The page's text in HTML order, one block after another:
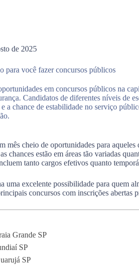
de 2025
para você fazer concursos públicos
em concursos públicos na
Candidatos de diferentes níveis de
a chance de estabilidade no serviço
mês cheio de oportunidades para
chances estão em áreas tão variadas
tanto cargos efetivos quanto
uma excelente possibilidade para quem
concursos com inscrições abertas
Grande SP
SP
SP